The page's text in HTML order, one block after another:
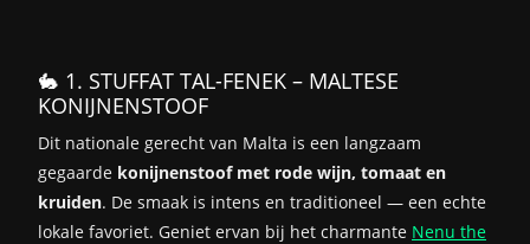
🐇 1. STUFFAT TAL-FENEK – MALTESE
KONIJNENSTOOF
Dit nationale gerecht van Malta is een langzaam
gegaarde konijnenstoof met rode wijn, tomaat en
kruiden. De smaak is intens en traditioneel — een echte
lokale favoriet. Geniet ervan bij het charmante Nenu the